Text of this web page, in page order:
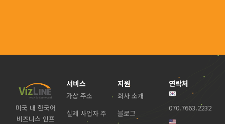
미국 내 한국어
비즈니스 인프
서비스
가상 주소
실제 사업자 주
지원
회사 소개
블로그
연락처
070.7663.2232